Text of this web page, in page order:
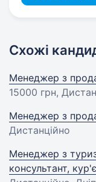
Схожі
Менеджер з
15000 грн,
Менеджер з
Дистанційно
Менеджер з
консультант,